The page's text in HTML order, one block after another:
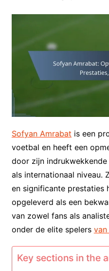
Sofyan Amrabat is een
voetbal en heeft een
door zijn
als internationaal niveau.
en significante prestaties
opgeleverd als een
van zowel fans als
onder de elite spelers van
Key sections in the